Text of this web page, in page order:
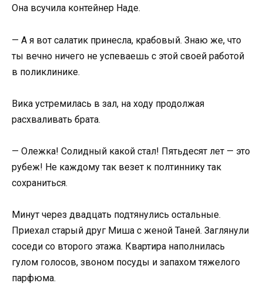
Она всучила контейнер Наде.
— А я вот салатик принесла, крабовый. Знаю же, что
ты вечно ничего не успеваешь с этой своей работой
в поликлинике.
Вика устремилась в зал, на ходу продолжая
расхваливать брата.
— Олежка! Солидный какой стал! Пятьдесят лет — это
рубеж! Не каждому так везет к полтиннику так
сохраниться.
Минут через двадцать подтянулись остальные.
Приехал старый друг Миша с женой Таней. Заглянули
соседи со второго этажа. Квартира наполнилась
гулом голосов, звоном посуды и запахом тяжелого
парфюма.